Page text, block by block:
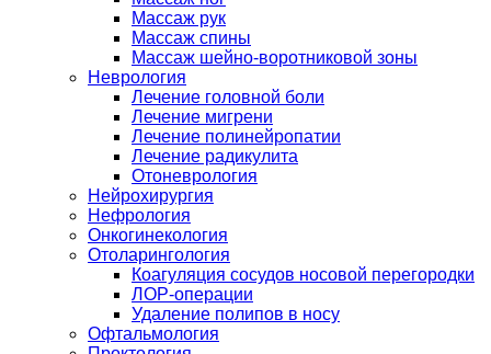
Массаж рук
Массаж спины
Массаж шейно-воротниковой зоны
Неврология
Лечение головной боли
Лечение мигрени
Лечение полинейропатии
Лечение радикулита
Отоневрология
Нейрохирургия
Нефрология
Онкогинекология
Отоларингология
Коагуляция сосудов носовой перегородки
ЛОР-операции
Удаление полипов в носу
Офтальмология